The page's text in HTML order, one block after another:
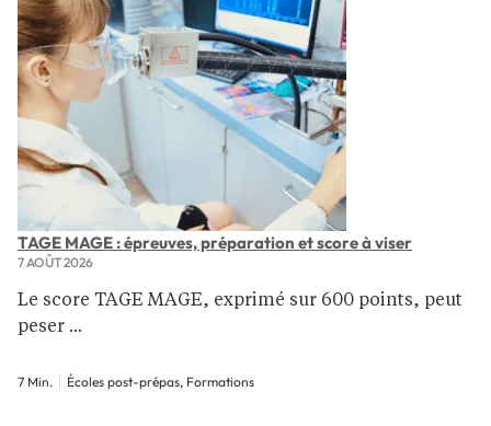
TAGE MAGE : épreuves, préparation et score à viser
7 AOÛT 2026
Le score TAGE MAGE, exprimé sur 600 points, peut
peser ...
7 Min. Écoles post-prépas, Formations